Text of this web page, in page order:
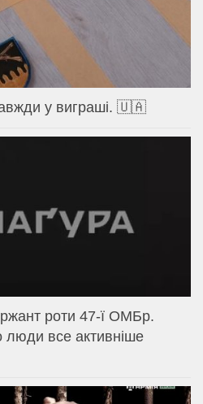
у виграші. 🇺🇦
роти 47-ї ОМБр.
люди все активніше